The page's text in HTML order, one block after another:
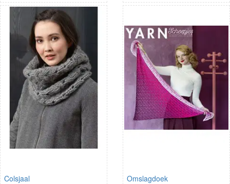
Colsjaal Omslagdoek